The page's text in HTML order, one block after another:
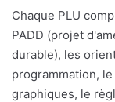
Chaque PLU
PADD (projet
durable), les
programmation,
graphiques, le